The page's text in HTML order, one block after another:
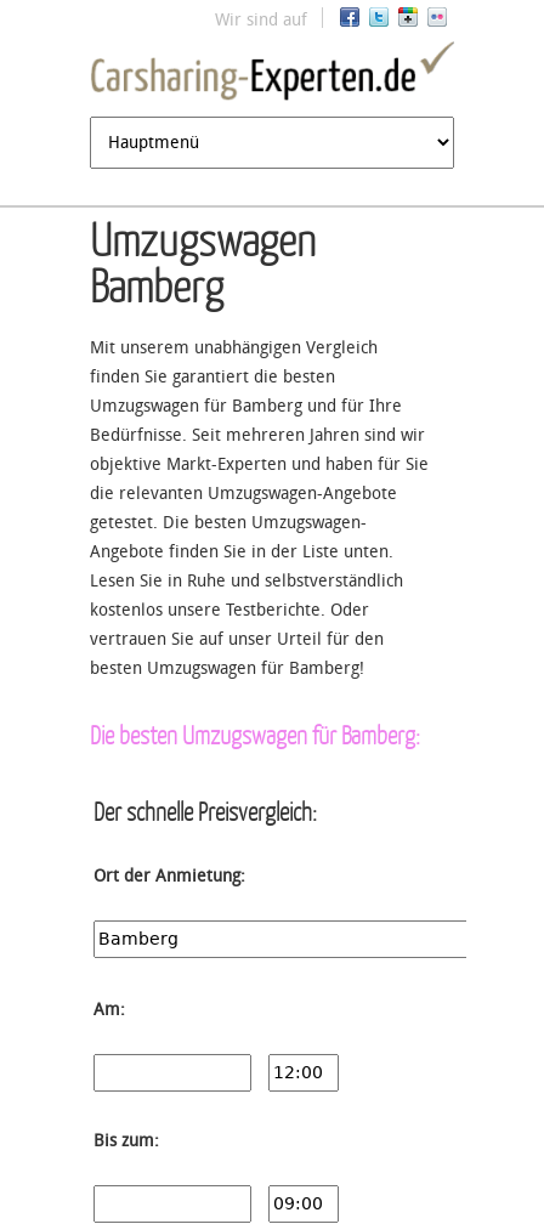
Jump to navigation
Wir sind auf
Umzugswagen
Bamberg
Mit unserem unabhängigen Vergleich
finden Sie garantiert die besten
Umzugswagen für Bamberg und für Ihre
Bedürfnisse. Seit mehreren Jahren sind wir
objektive Markt-Experten und haben für Sie
die relevanten Umzugswagen-Angebote
getestet. Die besten Umzugswagen-
Angebote finden Sie in der Liste unten.
Lesen Sie in Ruhe und selbstverständlich
kostenlos unsere Testberichte. Oder
vertrauen Sie auf unser Urteil für den
besten Umzugswagen für Bamberg!
Die besten Umzugswagen für Bamberg:
Der schnelle Preisvergleich:
Ort der Anmietung:
Am:
Bis zum: